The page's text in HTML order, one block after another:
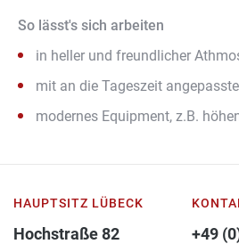
So lässt's sich arbeiten
in heller und freundlicher
mit an die Tageszeit
modernes Equipment, z.B.
HAUPTSITZ LÜBECK
Hochstraße 82
+49